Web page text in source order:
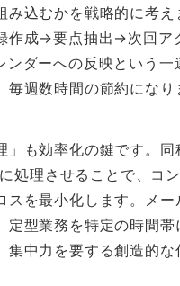
み込むかを戦略的に考え
作成→要点抽出→次回ア
ダーへの反映という一
毎週数時間の節約になり
」も効率化の鍵です。
処理させることで、コ
スを最小化します。メー
定型業務を特定の時間帯
集中力を要する創造的な